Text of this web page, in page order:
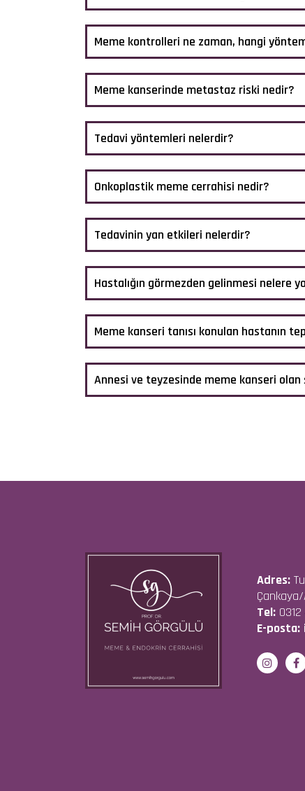
Meme kontrolleri ne zaman, hangi
Meme kanserinde metastaz riski nedir?
Tedavi yöntemleri nelerdir?
Onkoplastik meme cerrahisi nedir?
Tedavinin yan etkileri nelerdir?
Hastalığın görmezden gelinmesi nelere
Meme kanseri tanısı konulan hastanın
Annesi ve teyzesinde meme kanseri olan
Adres:
Tel:
E-posta: